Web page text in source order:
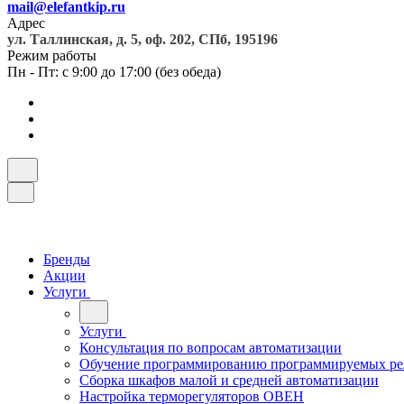
mail@elefantkip.ru
Адрес
ул. Таллинская, д. 5, оф. 202, СПб, 195196
Режим работы
Пн - Пт: с 9:00 до 17:00 (без обеда)
Бренды
Акции
Услуги
Услуги
Консультация по вопросам автоматизации
Обучение программированию программируемых
Сборка шкафов малой и средней автоматизации
Настройка терморегуляторов ОВЕН